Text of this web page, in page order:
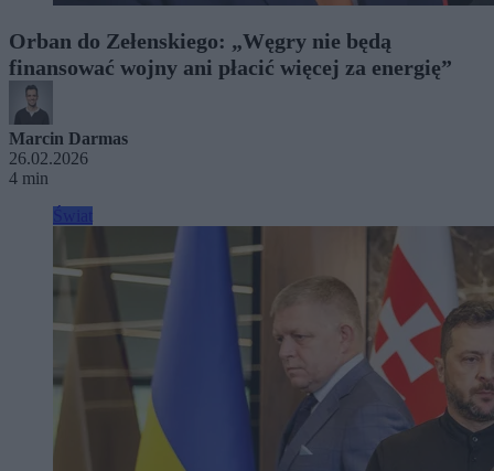
Orban do Zełenskiego: „Węgry nie będą
finansować wojny ani płacić więcej za energię”
Marcin Darmas
26.02.2026
4 min